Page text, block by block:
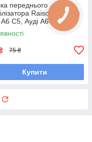
переднього
Raiso (Швеція)
C5, Ауді А6 Ц5 #RL-
UATVCHG7
75 ₴
Купити